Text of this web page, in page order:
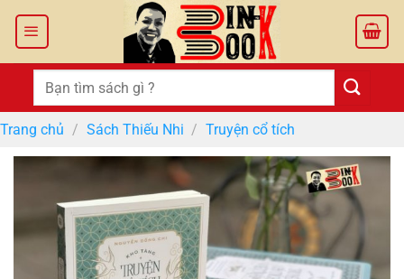
Tìm
kiếm:
Trang chủ / Sách Thiếu Nhi / Truyện cổ tích